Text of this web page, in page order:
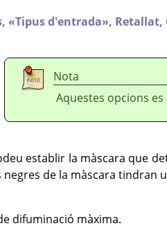
«Tipus d'entrada», Retallat,
Nota
Aquestes opcions
establir la màscara que
negres de la màscara tindran
difuminació màxima.